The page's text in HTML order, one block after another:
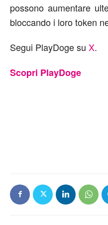
possono aumentare
bloccando i loro token
Segui PlayDoge su X.
Scopri PlayDoge